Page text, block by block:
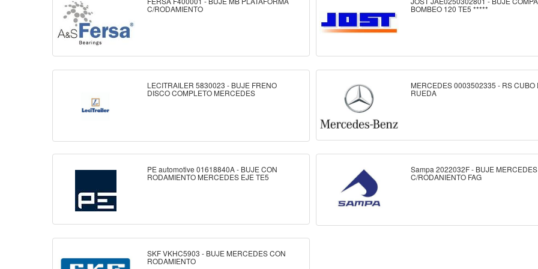
C/RODAMIENTO BOMBEO 120 TE5 *****
LECITRAILER 5830023 - BUJE FRENO
DISCO COMPLETO MERCEDES
MERCEDES 0003502335 - RS CUBO
RUEDA
PE automotive 01618840A - BUJE CON
RODAMIENTO MERCEDES EJE TE5
Sampa 2022032F - BUJE
C/RODANIENTO FAG
SKF VKHC5903 - BUJE MERCEDES CON
RODAMIENTO